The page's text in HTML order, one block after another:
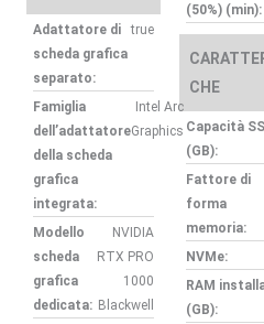
Adattatore di
scheda grafica
separato:
true
Famiglia
dell’adattatore
della scheda
grafica
integrata:
Intel Arc
Graphics
Modello
scheda
grafica
dedicata:
NVIDIA
RTX PRO
1000
Blackwell
(50%) (min):
CHE
Capacità
(GB):
Fattore di
forma
memoria:
NVMe:
RAM
(GB):